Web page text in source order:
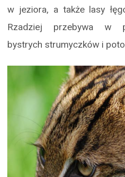
w jeziora, a także lasy
Rzadziej przebywa w
bystrych strumyczków i